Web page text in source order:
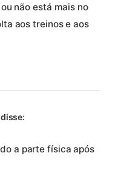
não está mais no
aos treinos e aos
disse:
a parte física após